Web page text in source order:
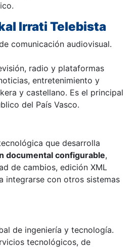
Irrati Telebista
comunicación audiovisual.
radio y plataformas
entretenimiento y
y castellano. Es el principal
del País Vasco.
que desarrolla
documental configurable,
de cambios, edición XML
integrarse con otros sistemas
de ingeniería y tecnología.
tecnológicos, de